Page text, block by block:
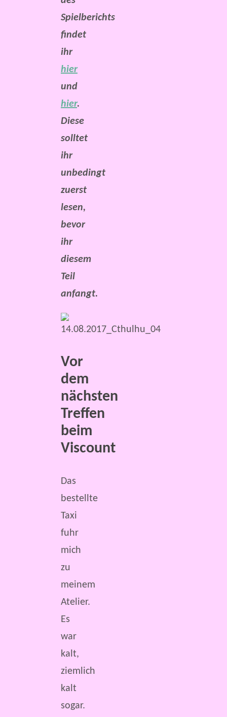
Spielberichts
findet
ihr
hier
und
hier.
Diese
solltet
ihr
unbedingt
zuerst
lesen,
bevor
ihr
diesem
Teil
anfangt.
Vor
dem
nächsten
Treffen
beim
Viscount
Das
bestellte
Taxi
fuhr
mich
zu
meinem
Atelier.
Es
war
kalt,
ziemlich
kalt
sogar.